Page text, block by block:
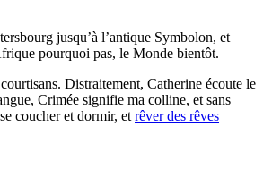
jusqu’à l’antique Symbolon, et
pourquoi pas, le Monde bientôt.
Distraitement, Catherine écoute le
Crimée signifie ma colline, et sans
coucher et dormir, et rêver des rêves